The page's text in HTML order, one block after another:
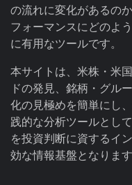
の流れに変化があるの
フォーマンスにどのよ
に有用なツールです。
本サイトは、米株・米
ドの発見、銘柄・グル
化の見極めを簡単にし
践的な分析ツールとし
を投資判断に資するイ
効な情報基盤となります